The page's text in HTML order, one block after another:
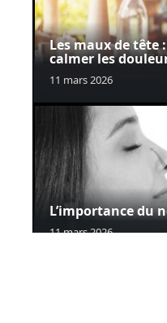
Les maux de tête
calmer les
11 mars 2026
L’importance du
11 mars 2026